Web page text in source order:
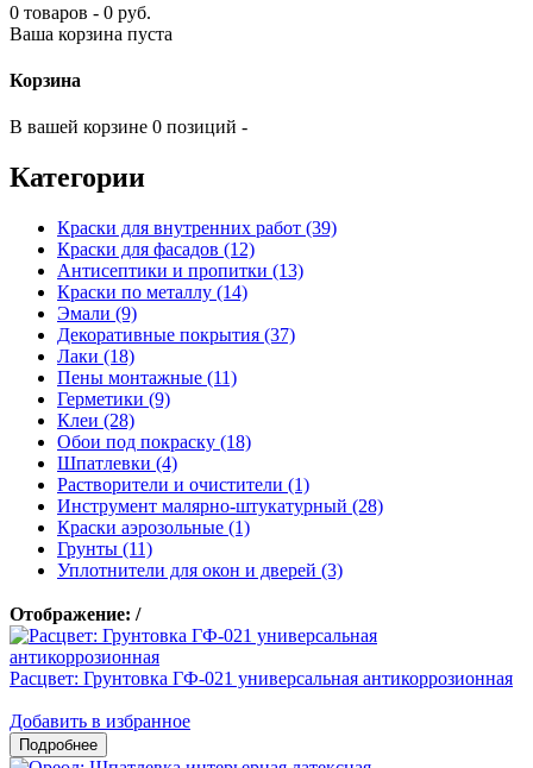
0 товаров - 0 руб.
Ваша корзина пуста
Корзина
В вашей корзине 0 позиций -
Категории
Краски для внутренних работ (39)
Краски для фасадов (12)
Антисептики и пропитки (13)
Краски по металлу (14)
Эмали (9)
Декоративные покрытия (37)
Лаки (18)
Пены монтажные (11)
Герметики (9)
Клеи (28)
Обои под покраску (18)
Шпатлевки (4)
Растворители и очистители (1)
Инструмент малярно-штукатурный (28)
Краски аэрозольные (1)
Грунты (11)
Уплотнители для окон и дверей (3)
Отображение: /
Расцвет: Грунтовка ГФ-021 универсальная антикоррозионная
Добавить в избранное